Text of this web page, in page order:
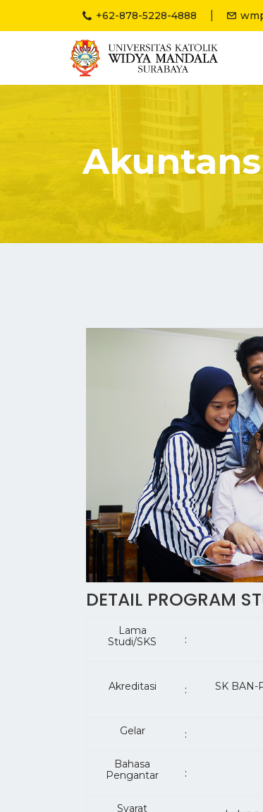
+62-878-5228-4888
DETAIL PROGRAM
Lama
Studi/SKS
:
Akreditasi :
SK BAN-
Gelar :
Bahasa
Pengantar
:
Syarat